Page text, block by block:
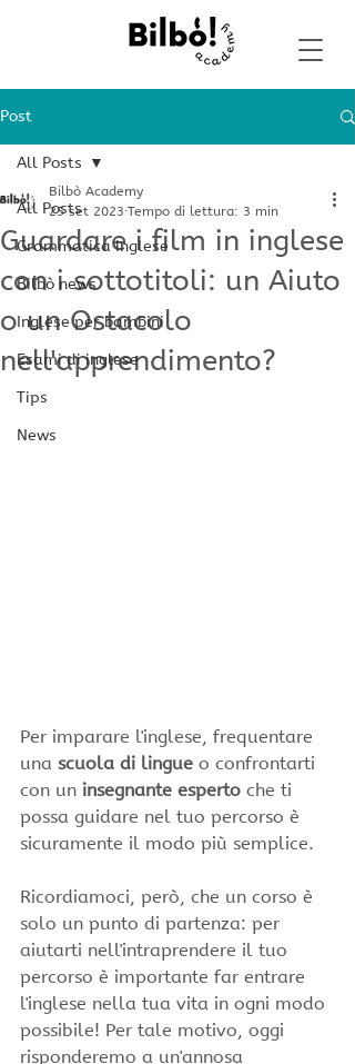
Post
All Posts
Grammatica inglese
Bilbò news
Inglese per bambini
Esami di inglese
Tips
News
All Posts
Guardare i film in inglese
con i sottotitoli: un Aiuto
o un Ostacolo
nell'apprendimento?
Bilbò Academy
25 set 2023 Tempo di lettura: 3 min
Per imparare l'inglese, frequentare
una scuola di lingue o confrontarti
con un insegnante esperto che ti
possa guidare nel tuo percorso è
sicuramente il modo più semplice.
Ricordiamoci, però, che un corso è
solo un punto di partenza: per
aiutarti nell'intraprendere il tuo
percorso è importante far entrare
l'inglese nella tua vita in ogni modo
possibile! Per tale motivo, oggi
risponderemo a un'annosa